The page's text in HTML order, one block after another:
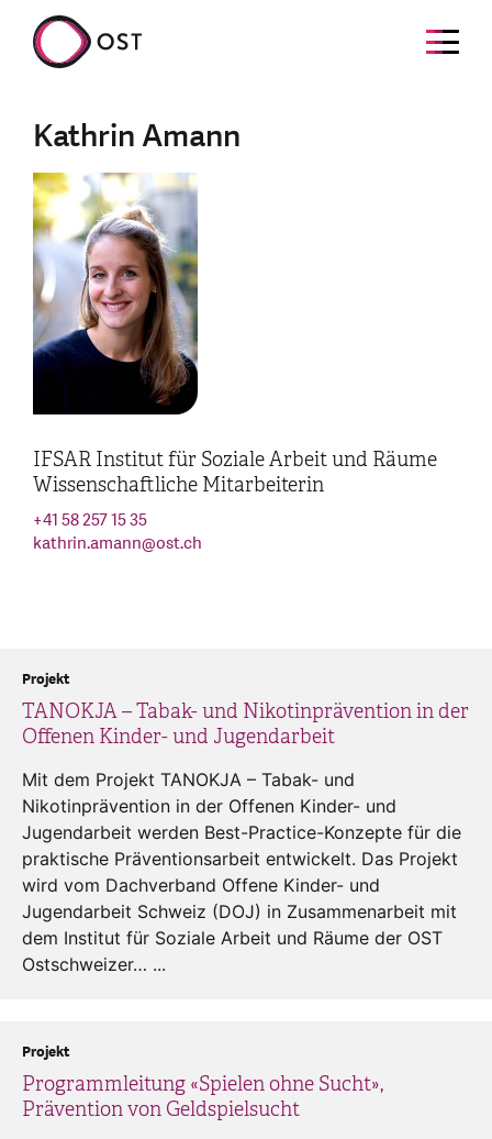
Kathrin Amann
IFSAR Institut für Soziale Arbeit und Räume
Wissenschaftliche Mitarbeiterin
+41 58 257 15 35
kathrin.amann@ost.ch
TANOKJA – Tabak- und Nikotinprävention in der
Offenen Kinder- und Jugendarbeit
Projekt
Mit dem Projekt TANOKJA – Tabak- und
Nikotinprävention in der Offenen Kinder- und
Jugendarbeit werden Best-Practice-Konzepte für die
praktische Präventionsarbeit entwickelt. Das Projekt
wird vom Dachverband Offene Kinder- und
Jugendarbeit Schweiz (DOJ) in Zusammenarbeit mit
dem Institut für Soziale Arbeit und Räume der OST
Ostschweizer… ...
Programmleitung «Spielen ohne Sucht»,
Prävention von Geldspielsucht
Projekt